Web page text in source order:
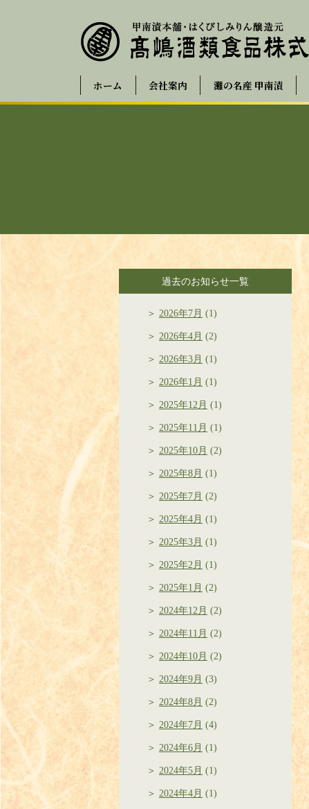
ホーム 会社案内 灘の名産 甲南漬
過去のお知らせ一覧
2026年7月 (1)
2026年4月 (2)
2026年3月 (1)
2026年1月 (1)
2025年12月 (1)
2025年11月 (1)
2025年10月 (2)
2025年8月 (1)
2025年7月 (2)
2025年4月 (1)
2025年3月 (1)
2025年2月 (1)
2025年1月 (2)
2024年12月 (2)
2024年11月 (2)
2024年10月 (2)
2024年9月 (3)
2024年8月 (2)
2024年7月 (4)
2024年6月 (1)
2024年5月 (1)
2024年4月 (1)